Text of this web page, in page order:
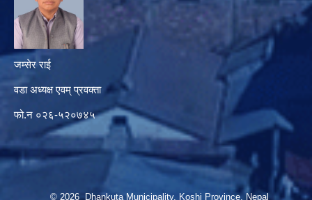
जम्सेर राई
वडा अध्यक्ष एवम् प्रवक्ता
फो.न ०२६-५२०७४५
© 2026 Dhankuta Municipality, Koshi Province, Nepal